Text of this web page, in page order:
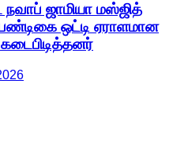
ஜாமியா மஸ்ஜித்
ஒட்டி ஏராளமான